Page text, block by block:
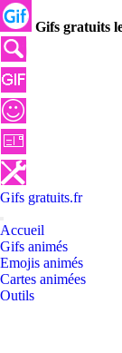
Gifs gratuits
Gifs gratuits.fr
Accueil
Gifs animés
Emojis animés
Cartes animées
Outils